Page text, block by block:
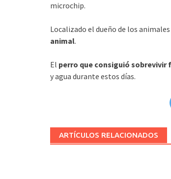
microchip.
Localizado el dueño de los
animal.
El perro que consiguió sobrevivir
y agua durante estos días.
ARTÍCULOS RELACIONADOS